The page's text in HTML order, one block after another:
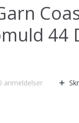
44
anmeldelser